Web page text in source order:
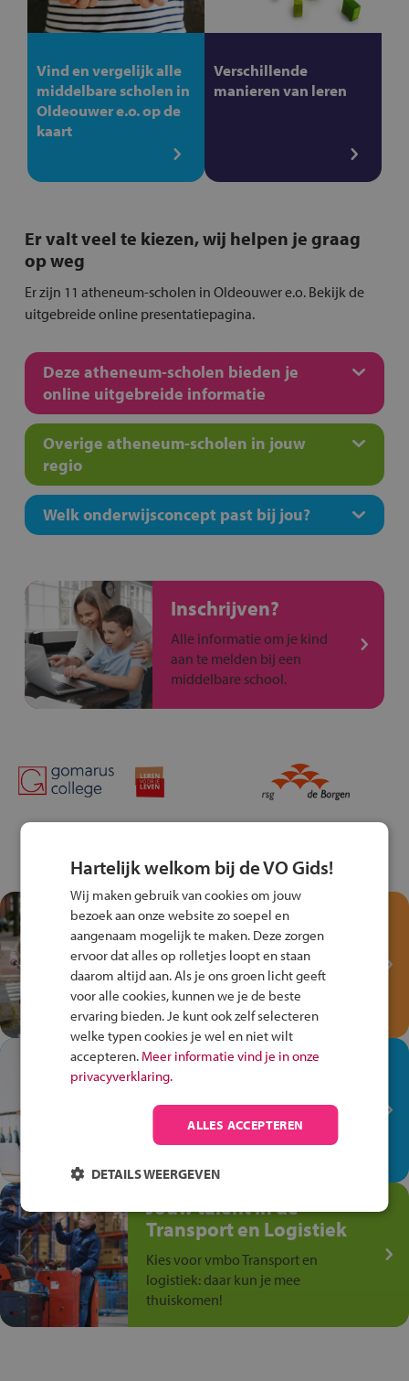
Vind en vergelijk alle
middelbare scholen in
Oldeouwer e.o. op de
kaart
Verschillende
manieren van leren
Er valt veel te kiezen, wij helpen je graag
op weg
Er zijn 11 atheneum-scholen in Oldeouwer e.o. Bekijk de
uitgebreide online presentatiepagina.
Deze atheneum-scholen bieden je
online uitgebreide informatie
Overige atheneum-scholen in jouw
regio
Welk onderwijsconcept past bij jou?
Inschrijven?
Alle informatie om je kind
aan te melden bij een
middelbare school.
Test je kennis met het
Fiets Veilig
Verkeersspel!
Speel het Fiets Veilig Verkeersspel
en win een Cortina-fiets!
In de winkel ben je op je
plek!
Ontdek via het vmbo jouw talent
op de winkelvloer, waar elke dag
Jouw talent in de
Transport en Logistiek
Kies voor vmbo Transport en
logistiek: daar kun je mee
thuiskomen!
Hartelijk welkom bij de VO Gids!
Wij maken gebruik van cookies om jouw
bezoek aan onze website zo soepel en
aangenaam mogelijk te maken. Deze zorgen
ervoor dat alles op rolletjes loopt en staan
daarom altijd aan. Als je ons groen licht geeft
voor alle cookies, kunnen we je de beste
ervaring bieden. Je kunt ook zelf selecteren
welke typen cookies je wel en niet wilt
accepteren. Meer informatie vind je in onze
privacyverklaring.
ALLES ACCEPTEREN
DETAILS WEERGEVEN